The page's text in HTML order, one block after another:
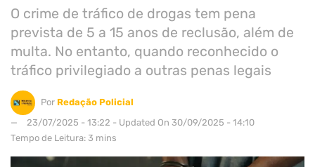
O crime de tráfico de drogas tem pena
prevista de 5 a 15 anos de reclusão, além de
multa. No entanto, quando reconhecido o
tráfico privilegiado a outras penas legais
Por Redação Policial
23/07/2025 - 13:22 - Updated On 30/09/2025 - 14:10
Tempo de Leitura: 3 mins